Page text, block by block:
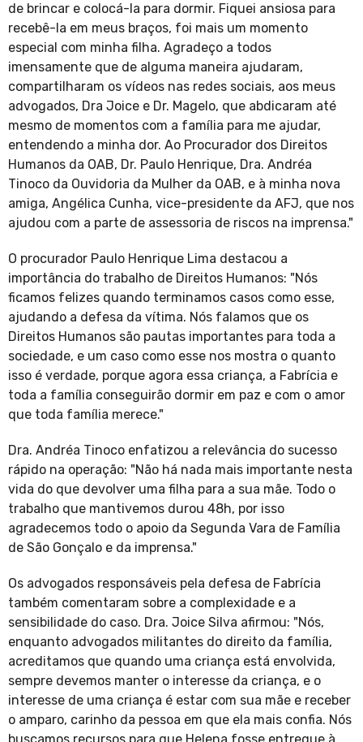
de brincar e colocá-la para dormir. Fiquei ansiosa para
recebê-la em meus braços, foi mais um momento
especial com minha filha. Agradeço a todos
imensamente que de alguma maneira ajudaram,
compartilharam os vídeos nas redes sociais, aos meus
advogados, Dra Joice e Dr. Magelo, que abdicaram até
mesmo de momentos com a família para me ajudar,
entendendo a minha dor. Ao Procurador dos Direitos
Humanos da OAB, Dr. Paulo Henrique, Dra. Andréa
Tinoco da Ouvidoria da Mulher da OAB, e à minha nova
amiga, Angélica Cunha, vice-presidente da AFJ, que nos
ajudou com a parte de assessoria de riscos na imprensa."
O procurador Paulo Henrique Lima destacou a
importância do trabalho de Direitos Humanos: "Nós
ficamos felizes quando terminamos casos como esse,
ajudando a defesa da vítima. Nós falamos que os
Direitos Humanos são pautas importantes para toda a
sociedade, e um caso como esse nos mostra o quanto
isso é verdade, porque agora essa criança, a Fabrícia e
toda a família conseguirão dormir em paz e com o amor
que toda família merece."
Dra. Andréa Tinoco enfatizou a relevância do sucesso
rápido na operação: "Não há nada mais importante nesta
vida do que devolver uma filha para a sua mãe. Todo o
trabalho que mantivemos durou 48h, por isso
agradecemos todo o apoio da Segunda Vara de Família
de São Gonçalo e da imprensa."
Os advogados responsáveis pela defesa de Fabrícia
também comentaram sobre a complexidade e a
sensibilidade do caso. Dra. Joice Silva afirmou: "Nós,
enquanto advogados militantes do direito da família,
acreditamos que quando uma criança está envolvida,
sempre devemos manter o interesse da criança, e o
interesse de uma criança é estar com sua mãe e receber
o amparo, carinho da pessoa em que ela mais confia. Nós